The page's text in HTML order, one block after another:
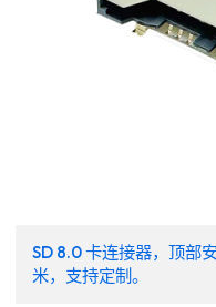
SD 8.0 卡连接器，顶部
米，支持定制。